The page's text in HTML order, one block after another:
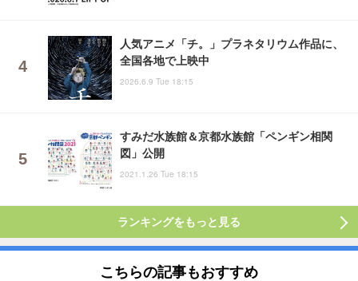
人気アニメ「チ。」プラネタリウム作品に、
全国各地で上映中
2026.6.9 Tue 18:15
すみだ水族館＆京都水族館「ペンギン相関
図」公開
2021.1.26 Tue 18:15
ランキングをもっと見る
こちらの記事もおすすめ